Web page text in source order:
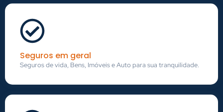
Seguros em geral
Seguros de vida, Bens, Imóveis e Auto para sua tranquilidade.